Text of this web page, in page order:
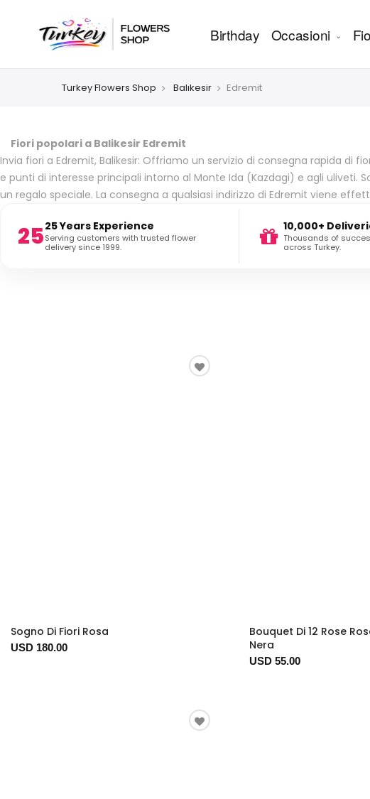
Birthday Occasioni
Turkey Flowers Shop Balıkesir Edremit
Fiori popolari a Balikesir Edremit
Invia fiori a Edremit, Balikesir: Offriamo un servizio di consegna rapida di
e punti di interesse principali intorno al Monte Ida (Kazdagi) e agli
un regalo speciale. La consegna a qualsiasi indirizzo di Edremit viene
2525 Years Experience
Serving customers with trusted flower
delivery since 1999.
10,000+
Thousands of
across Turkey.
Sogno Di Fiori Rosa
USD 180.00
Bouquet Di 12 Rose
Nera
USD 55.00